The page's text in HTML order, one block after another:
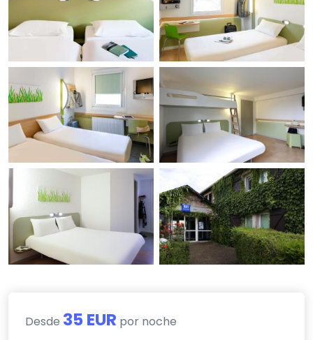
Desde 35 EUR por noche